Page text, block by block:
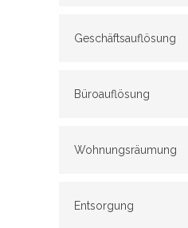
Geschäftsauflösung
Büroauflösung
Wohnungsräumung
Entsorgung